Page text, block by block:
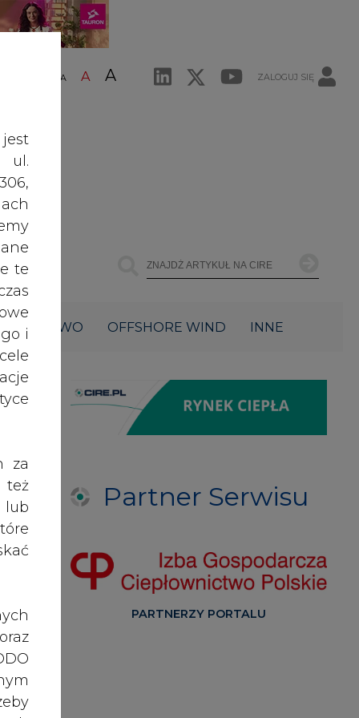
A A A ZALOGUJ SIĘ
OFFSHORE WIND INNE
ul.
te
i
za
też
lub
Partner Serwisu
PARTNERZY PORTALU